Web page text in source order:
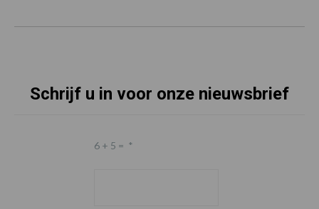
Schrijf u in voor onze nieuwsbrief
6 + 5 = *